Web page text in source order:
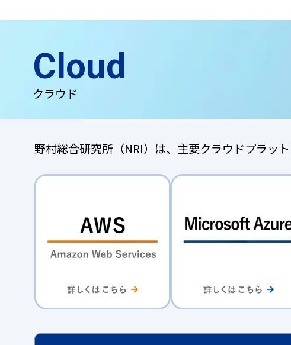
Cloud
クラウド
野村総合研究所（NRI）は、主要クラウドプラッ